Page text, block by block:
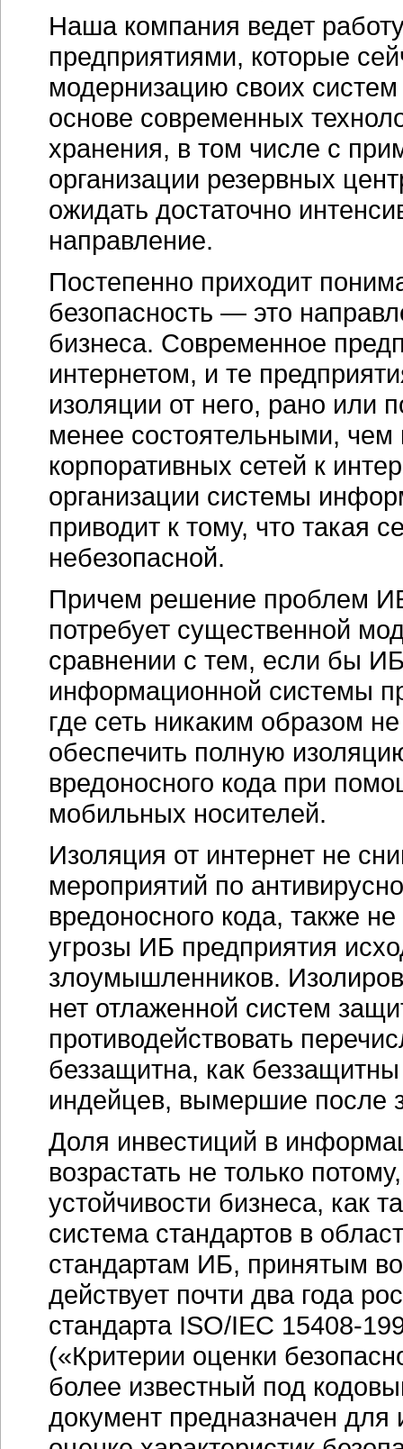
Наша компания ведет
предприятиями, которые
модернизацию своих систем
основе современных
хранения, в том числе с
организации резервных
ожидать достаточно
направление.
Постепенно приходит
безопасность — это
бизнеса. Современное
интернетом, и те
изоляции от него, рано или
менее состоятельными,
корпоративных сетей к
организации системы
приводит к тому, что такая
небезопасной.
Причем решение проблем
потребует существенной
сравнении с тем, если бы
информационной системы
где сеть никаким образом
обеспечить полную
вредоносного кода при
мобильных носителей.
Изоляция от интернет не
мероприятий по
вредоносного кода, также
угрозы ИБ предприятия
злоумышленников.
нет отлаженной систем
противодействовать
беззащитна, как
индейцев, вымершие после
Доля инвестиций в
возрастать не только
устойчивости бизнеса, как
система стандартов в
стандартам ИБ, принятым
действует почти два года
стандарта ISO/IEC 15408-
(«Критерии оценки
более известный под
документ предназначен для